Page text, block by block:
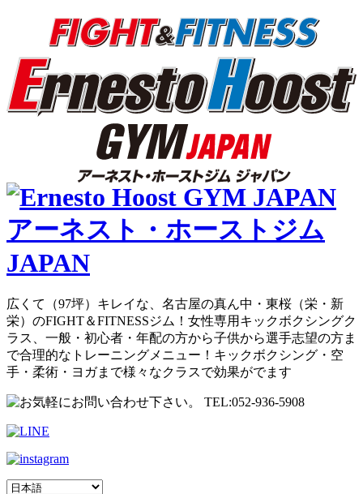
広くて（97坪）キレイな、名古屋の真ん中・東桜（栄・新
栄）のFIGHT＆FITNESSジム！女性専用キックボクシングク
ラス、一般・初心者・年配の方から子供から選手志望の方ま
で合理的なトレーニングメニュー！キックボクシング・空
手・柔術・ヨガまで様々なクラスで効果がでます